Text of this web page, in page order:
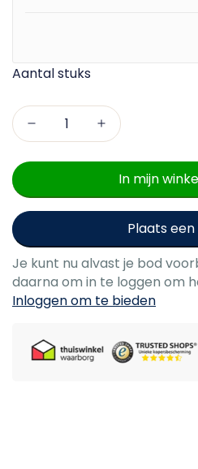
In mijn
Plaats
Je kunt nu alvast je bod
daarna om in te loggen om
Inloggen om te bieden